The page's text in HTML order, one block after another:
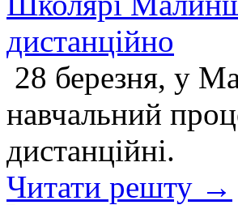
дистанційно
28 березня, у
навчальний
дистанційні.
Читати решту →